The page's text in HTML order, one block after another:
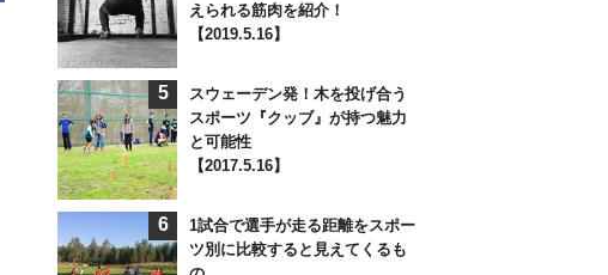
えられる筋肉を紹介！
【2019.5.16】
5
スウェーデン発！木を投げ合う
スポーツ『クッブ』が持つ魅力
と可能性
【2017.5.16】
6
1試合で選手が走る距離をスポー
ツ別に比較すると見えてくるも